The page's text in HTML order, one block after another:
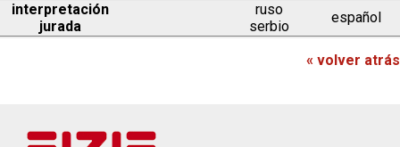
interpretación
jurada
ruso
serbio
español
« volver atrás